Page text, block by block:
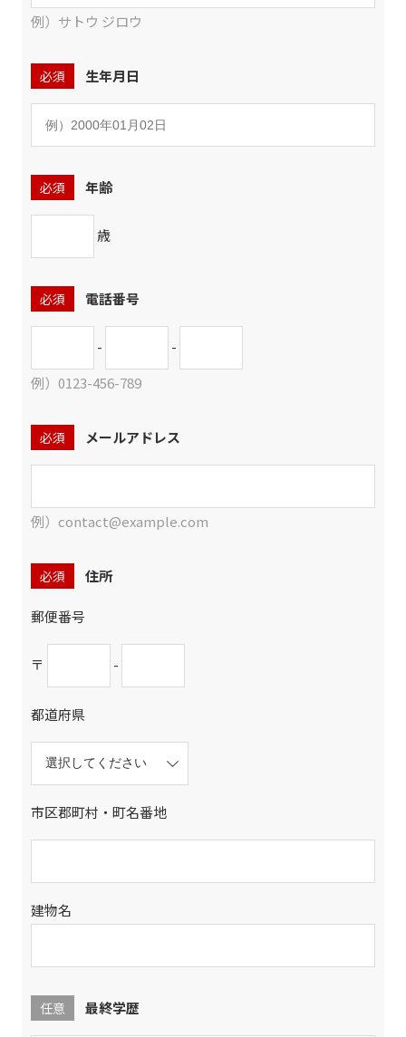
例）サトウ ジロウ
生年月日
必須
年齢
必須
歳
電話番号
必須
-
-
例）0123-456-789
メールアドレス
必須
例）contact@example.com
住所
必須
郵便番号
〒 -
都道府県
市区郡町村・町名番地
建物名
最終学歴
任意